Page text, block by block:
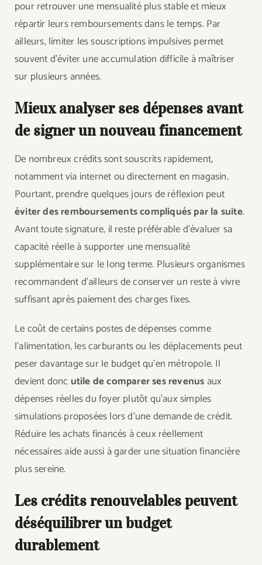
pour retrouver une mensualité plus stable et mieux
répartir leurs remboursements dans le temps. Par
ailleurs, limiter les souscriptions impulsives permet
souvent d’éviter une accumulation difficile à maîtriser
sur plusieurs années.
Mieux analyser ses dépenses avant
de signer un nouveau financement
De nombreux crédits sont souscrits rapidement,
notamment via internet ou directement en magasin.
Pourtant, prendre quelques jours de réflexion peut
éviter des remboursements compliqués par la suite.
Avant toute signature, il reste préférable d’évaluer sa
capacité réelle à supporter une mensualité
supplémentaire sur le long terme. Plusieurs organismes
recommandent d’ailleurs de conserver un reste à vivre
suffisant après paiement des charges fixes.
Le coût de certains postes de dépenses comme
l’alimentation, les carburants ou les déplacements peut
peser davantage sur le budget qu’en métropole. Il
devient donc utile de comparer ses revenus aux
dépenses réelles du foyer plutôt qu’aux simples
simulations proposées lors d’une demande de crédit.
Réduire les achats financés à ceux réellement
nécessaires aide aussi à garder une situation financière
plus sereine.
Les crédits renouvelables peuvent
déséquilibrer un budget
durablement